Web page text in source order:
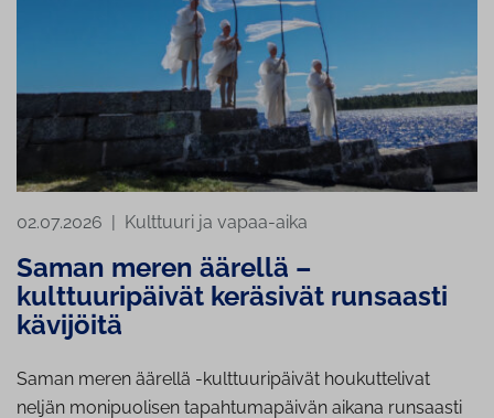
02.07.2026 Kulttuuri ja vapaa-aika
Saman meren äärellä –
kulttuuripäivät keräsivät runsaasti
kävijöitä
Saman meren äärellä -kulttuuripäivät houkuttelivat
neljän monipuolisen tapahtumapäivän aikana runsaasti